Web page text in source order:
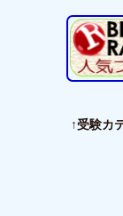
↑受験カ